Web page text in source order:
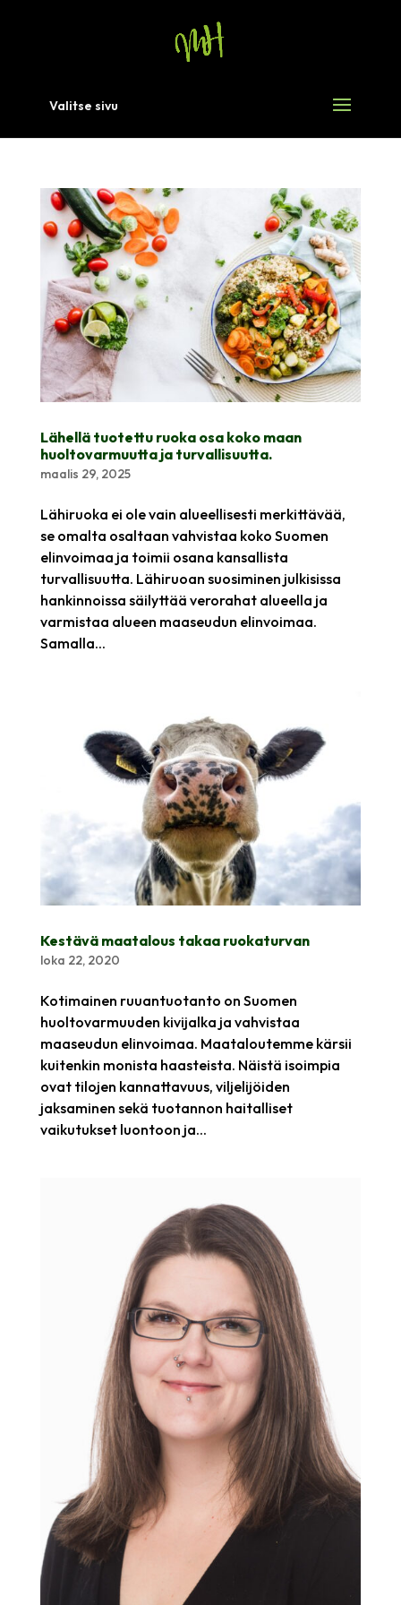
Valitse sivu
Lähellä tuotettu ruoka osa koko maan
huoltovarmuutta ja turvallisuutta.
maalis 29, 2025
Lähiruoka ei ole vain alueellisesti merkittävää,
se omalta osaltaan vahvistaa koko Suomen
elinvoimaa ja toimii osana kansallista
turvallisuutta. Lähiruoan suosiminen julkisissa
hankinnoissa säilyttää verorahat alueella ja
varmistaa alueen maaseudun elinvoimaa.
Samalla...
Kestävä maatalous takaa ruokaturvan
loka 22, 2020
Kotimainen ruuantuotanto on Suomen
huoltovarmuuden kivi­jalka ja vahvistaa
maaseudun elinvoimaa. Maataloutemme kärsii
kuitenkin monista haasteista. Näistä isoimpia
ovat tilojen kannattavuus, viljelijöiden
jaksaminen sekä tuotannon haitalliset
vaikutukset luontoon ja...